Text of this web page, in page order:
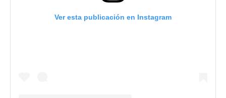
Ver esta publicación en Instagram